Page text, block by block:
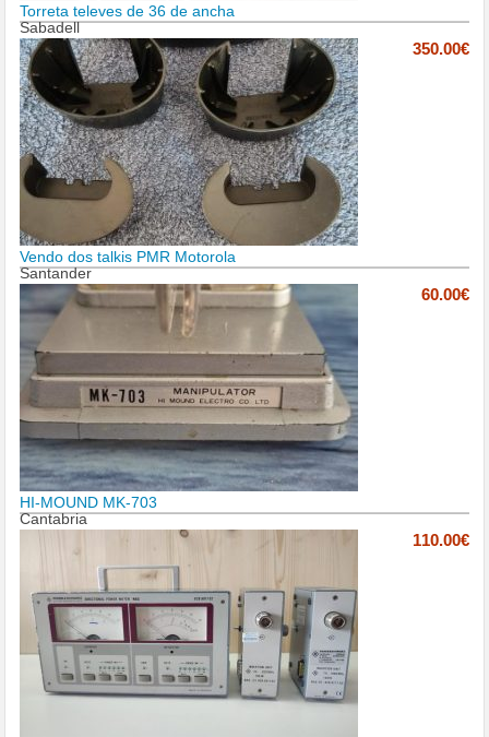
Torreta televes de 36 de ancha
Sabadell
350.00€
Vendo dos talkis PMR Motorola
Santander
60.00€
HI-MOUND MK-703
Cantabria
110.00€